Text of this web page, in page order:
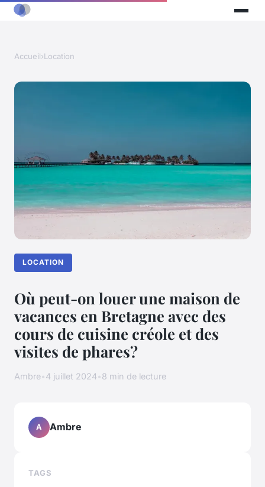
Accueil›Location
LOCATION
Où peut-on louer une maison de
vacances en Bretagne avec des
cours de cuisine créole et des
visites de phares?
Ambre•4 juillet 2024•8 min de lecture
A Ambre
TAGS